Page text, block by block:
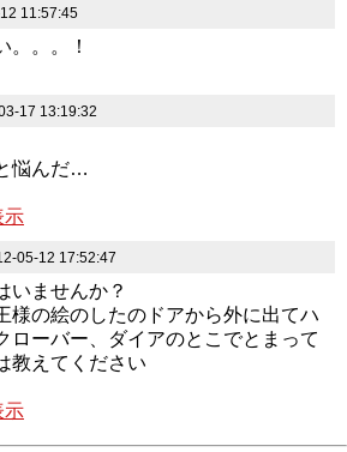
11:57:45
。。。！
17 13:19:32
悩んだ…
示
05-12 17:52:47
いませんか？
様の絵のしたのドアから外に出てハ
ローバー、ダイアのとこでとまって
教えてください
示